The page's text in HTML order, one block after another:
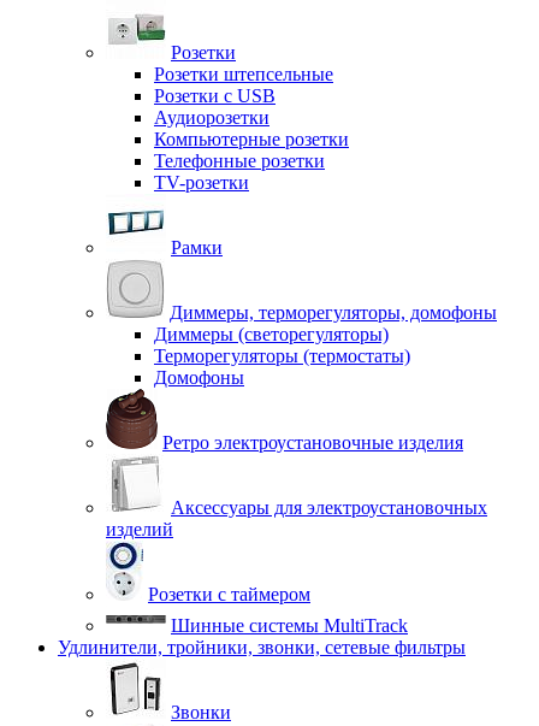
Розетки
Розетки штепсельные
Розетки с USB
Аудиорозетки
Компьютерные розетки
Телефонные розетки
TV-розетки
Рамки
Диммеры, терморегуляторы, домофоны
Диммеры (светорегуляторы)
Терморегуляторы (термостаты)
Домофоны
Ретро электроустановочные изделия
Аксессуары для электроустановочных
изделий
Розетки с таймером
Шинные системы MultiTrack
Удлинители, тройники, звонки, сетевые фильтры
Звонки